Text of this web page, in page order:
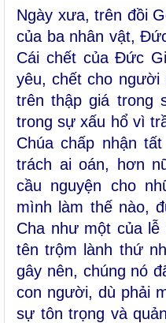
Ngày xưa, trên đồi
của ba nhân vật,
Cái chết của Đức
yêu, chết cho người
trên thập giá trong
trong sự xấu hổ vì
Chúa chấp nhận
trách ai oán, hơn
cầu nguyện cho
mình làm thế nào,
Cha như một của lễ
tên trộm lành thứ
gây nên, chúng nó
con người, dù phải
sự tôn trọng và